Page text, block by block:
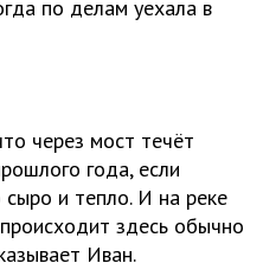
по делам уехала в
через мост течёт
года, если
и тепло. И на реке
здесь обычно
Иван.